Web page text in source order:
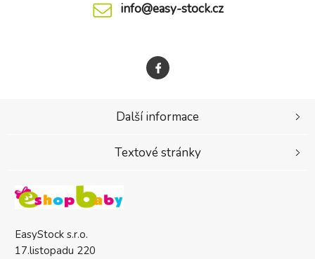
info@easy-stock.cz
EasyStock s.r.o.
17.listopadu 220
Další informace
Textové stránky